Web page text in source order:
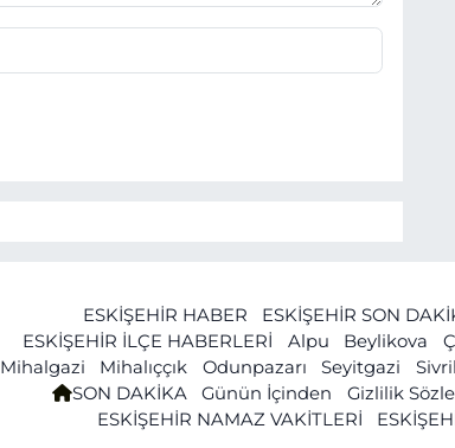
ESKİŞEHİR HABER ESKİŞEHİR SON
ESKİŞEHİR İLÇE HABERLERİ
Alpu Beylikova
Mihalgazi
Mihalıççık Odunpazarı Seyitgazi
SON DAKİKA
Günün İçinden Gizlilik
ESKİŞEHİR NAMAZ VAKİTLERİ